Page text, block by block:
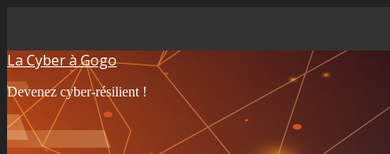
La Cyber à Gogo
Devenez cyber-résilient !